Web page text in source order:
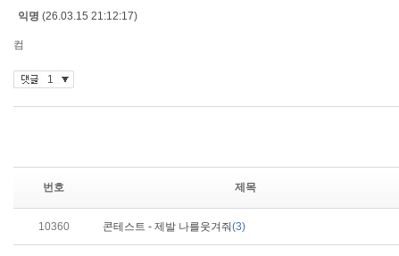
번호 제목
10360 콘테스트 - 제발 나를웃겨줘(3)